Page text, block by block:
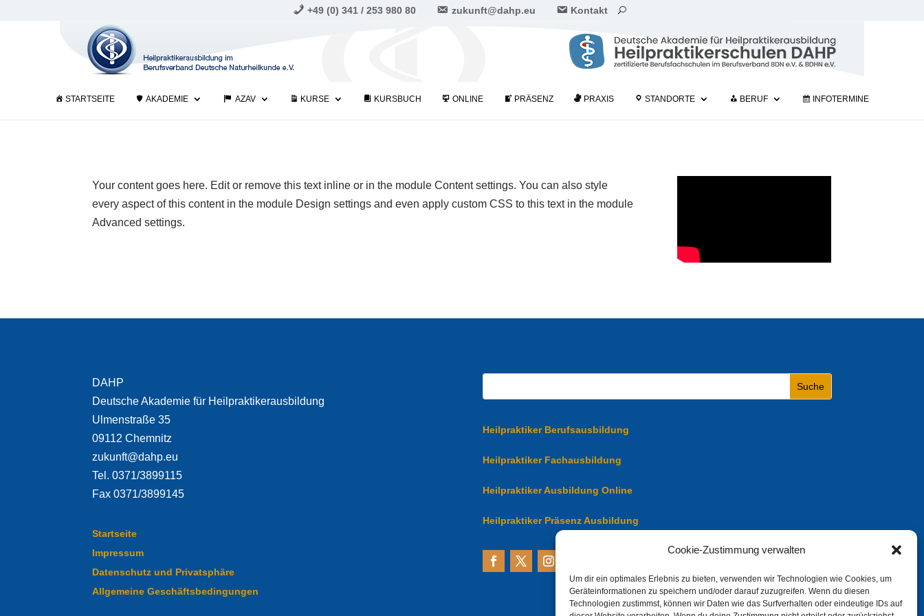
Cookie-Zustimmung verwalten
Um dir ein optimales Erlebnis zu bieten, verwenden wir Technologien wie Cookies, um
Geräteinformationen zu speichern und/oder darauf zuzugreifen. Wenn du diesen
Technologien zustimmst, können wir Daten wie das Surfverhalten oder eindeutige IDs auf
+49 (0) 341 / 253 980 80 zukunft@dahp.eu Kontakt
STARTSEITE AKADEMIE AZAV KURSE KURSBUCH ONLINE PRÄSENZ PRAXIS STANDORTE BERUF INFOTERMINE
Your content goes here. Edit or remove this text inline or in the module Content settings. You can also style
every aspect of this content in the module Design settings and even apply custom CSS to this text in the module
Advanced settings.
DAHP
Deutsche Akademie für Heilpraktikerausbildung
Ulmenstraße 35
09112 Chemnitz
zukunft@dahp.eu
Tel. 0371/3899115
Fax 0371/3899145
Startseite
Impressum
Datenschutz und Privatsphäre
Allgemeine Geschäftsbedingungen
Heilpraktiker Berufsausbildung
Heilpraktiker Fachausbildung
Heilpraktiker Ausbildung Online
Heilpraktiker Präsenz Ausbildung